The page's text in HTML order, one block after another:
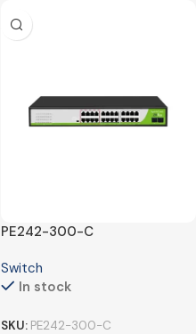
PE242-300-C
Switch
In stock
SKU: PE242-300-C